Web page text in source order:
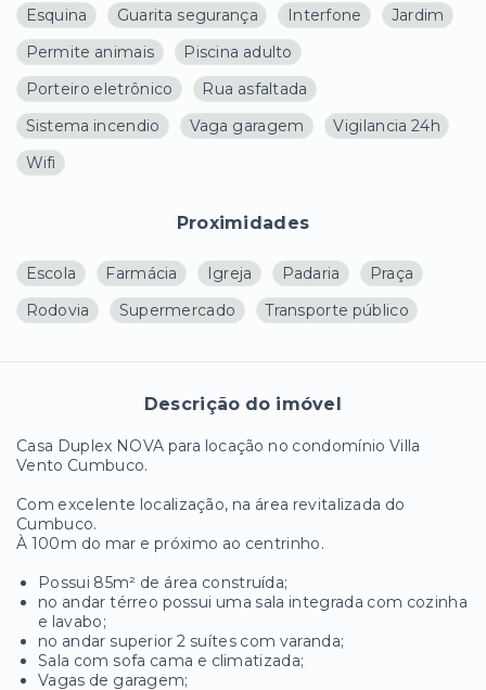
Esquina
Guarita segurança Interfone
Jardim
Permite animais
Piscina adulto
Porteiro eletrônico
Rua asfaltada
Sistema incendio
Vaga garagem
Vigilancia 24h
Wifi
Proximidades
Escola Farmácia Igreja Padaria
Praça
Rodovia
Supermercado Transporte público
Descrição do imóvel
Casa Duplex NOVA para locação no condomínio Villa
Vento Cumbuco.
Com excelente localização, na área revitalizada do
Cumbuco.
À 100m do mar e próximo ao centrinho.
Possui 85m² de área construída;
no andar térreo possui uma sala integrada com cozinha
e lavabo;
no andar superior 2 suítes com varanda;
Sala com sofa cama e climatizada;
Vagas de garagem;